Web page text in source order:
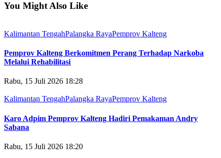
You Might Also Like
Kalimantan TengahPalangka RayaPemprov Kalteng
Pemprov Kalteng Berkomitmen Perang Terhadap Narkoba
Melalui Rehabilitasi
Rabu, 15 Juli 2026 18:28
Kalimantan TengahPalangka RayaPemprov Kalteng
Karo Adpim Pemprov Kalteng Hadiri Pemakaman Andry
Sabana
Rabu, 15 Juli 2026 18:20